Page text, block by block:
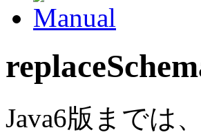
Java6版までは